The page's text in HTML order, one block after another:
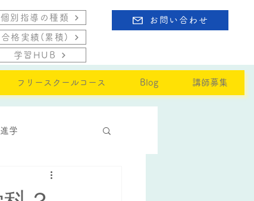
個別指導の種類
合格実績(累積)
学習HUB
お問い合わせ
フリースクールコース Blog 講師募集
進学